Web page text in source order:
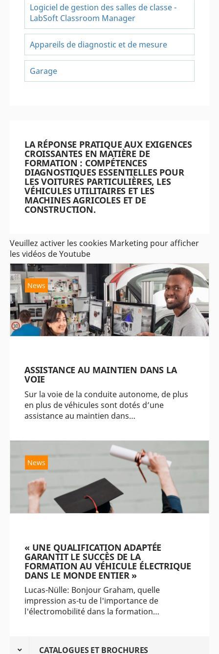
Logiciel de gestion des salles de classe -
LabSoft Classroom Manager
Appareils de diagnostic et de mesure
Garage
LA RÉPONSE PRATIQUE AUX EXIGENCES
CROISSANTES EN MATIÈRE DE
FORMATION : COMPÉTENCES
DIAGNOSTIQUES ESSENTIELLES POUR
LES VOITURES PARTICULIÈRES, LES
VÉHICULES UTILITAIRES ET LES
MACHINES AGRICOLES ET DE
CONSTRUCTION.
Veuillez activer les cookies Marketing pour afficher
les vidéos de Youtube
News
ASSISTANCE AU MAINTIEN DANS LA
VOIE
Sur la voie de la conduite autonome, de plus
en plus de véhicules sont dotés d’une
assistance au maintien dans…
News
« UNE QUALIFICATION ADAPTÉE
GARANTIT LE SUCCÈS DE LA
FORMATION AU VÉHICULE ÉLECTRIQUE
DANS LE MONDE ENTIER »
Lucas-Nülle: Bonjour Graham, quelle
impression as-tu de l'importance de
l'électromobilité dans la formation…
CATALOGUES ET BROCHURES